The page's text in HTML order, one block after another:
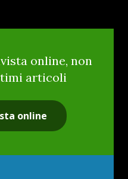
online, non
articoli
online